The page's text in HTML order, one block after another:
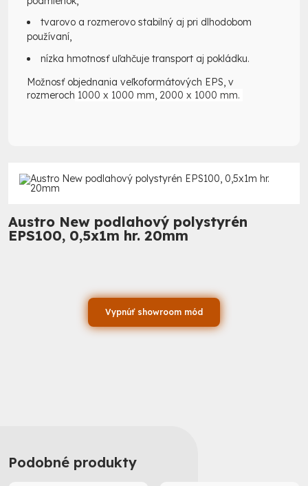
tvarovo a rozmerovo stabilný aj pri dlhodobom
používaní,
nízka hmotnosť uľahčuje transport aj pokládku.
Možnosť objednania veľkoformátových EPS, v
rozmeroch 1000 x 1000 mm, 2000 x 1000 mm.
Austro New podlahový polystyrén
EPS100, 0,5x1m hr. 20mm
Vypnúť showroom mód
Podobné produkty